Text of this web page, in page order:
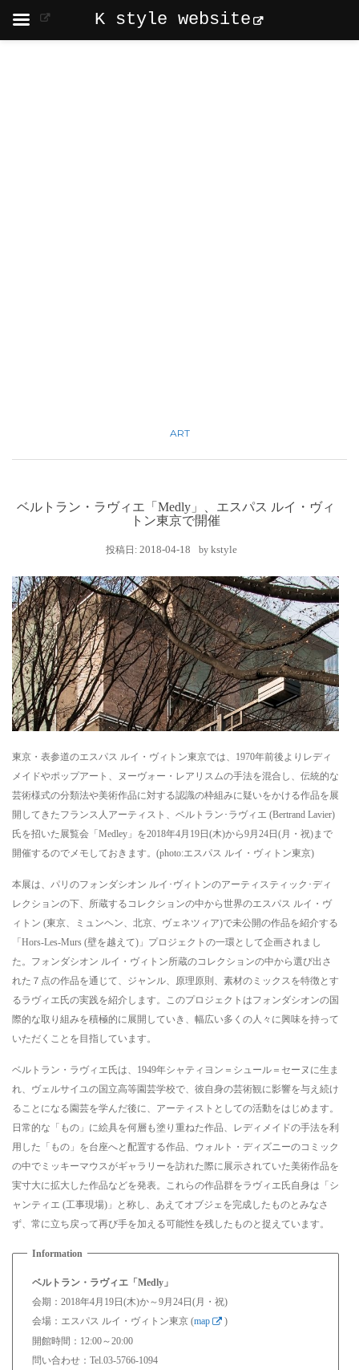
ART
ベルトラン・ラヴィエ「Medly」、エスパス ルイ・ヴィ
トン東京で開催
投稿日: 2018-04-18 by kstyle
東京・表参道のエスパス ルイ・ヴィトン東京では、1970年前後よりレディ
メイドやポップアート、ヌーヴォー・レアリスムの手法を混合し、伝統的な
芸術様式の分類法や美術作品に対する認識の枠組みに疑いをかける作品を展
開してきたフランス人アーティスト、ベルトラン･ラヴィエ (Bertrand Lavier)
氏を招いた展覧会「Medley」を2018年4月19日(木)から9月24日(月・祝)まで
開催するのでメモしておきます。(photo:エスパス ルイ・ヴィトン東京)
本展は、パリのフォンダシオン ルイ･ヴィトンのアーティスティック･ディ
レクションの下、所蔵するコレクションの中から世界のエスパス ルイ・ヴ
ィトン (東京、ミュンヘン、北京、ヴェネツィア)で未公開の作品を紹介する
「Hors-Les-Murs (壁を越えて)」プロジェクトの一環として企画されまし
た。フォンダシオン ルイ・ヴィトン所蔵のコレクションの中から選び出さ
れた７点の作品を通じて、ジャンル、原理原則、素材のミックスを特徴とす
るラヴィエ氏の実践を紹介します。このプロジェクトはフォンダシオンの国
際的な取り組みを積極的に展開していき、幅広い多くの人々に興味を持って
いただくことを目指しています。
ベルトラン・ラヴィエ氏は、1949年シャティヨン＝シュール＝セーヌに生ま
れ、ヴェルサイユの国立高等園芸学校で、彼自身の芸術観に影響を与え続け
ることになる園芸を学んだ後に、アーティストとしての活動をはじめます。
日常的な「もの」に絵具を何層も塗り重ねた作品、レディメイドの手法を利
用した「もの」を台座へと配置する作品、ウォルト・ディズニーのコミック
の中でミッキーマウスがギャラリーを訪れた際に展示されていた美術作品を
実寸大に拡大した作品などを発表。これらの作品群をラヴィエ氏自身は「シ
ャンティエ (工事現場)」と称し、あえてオブジェを完成したものとみなさ
ず、常に立ち戻って再び手を加える可能性を残したものと捉えています。
ベルトラン・ラヴィエ「Medly」
会期：2018年4月19日(木)か～9月24日(月・祝)
会場：エスパス ルイ・ヴィトン東京 (map
)
開館時間：12:00～20:00
問い合わせ：Tel.03-5766-1094
K style website